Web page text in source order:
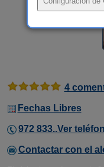
4
Fechas Libres
972 833..Ver
Contactar con el